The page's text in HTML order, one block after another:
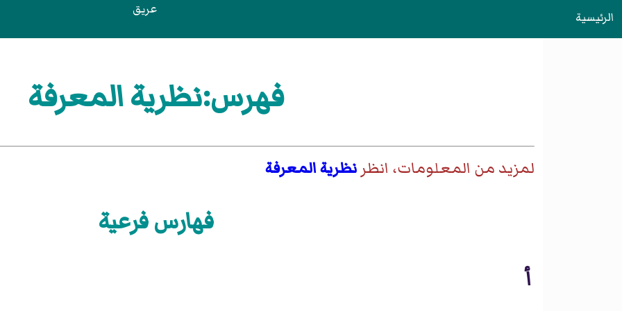
الرئيسية عريق
فهرس:نظرية المعرفة
لمزيد من المعلومات، انظرنظرية المعرفة
فهارس فرعية
أ